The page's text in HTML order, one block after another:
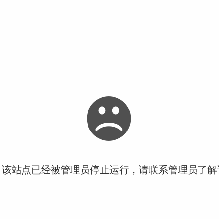
站点已经被管理员停止运行，请联系管理员了